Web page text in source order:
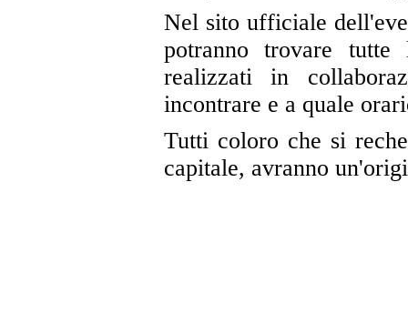
Nel sito ufficiale
potranno trovare
realizzati in
incontrare e a quale
Tutti coloro che si
capitale, avranno